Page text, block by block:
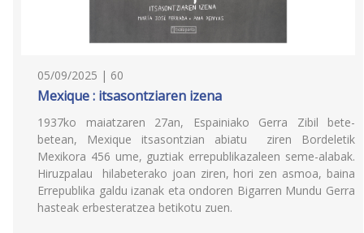
05/09/2025 | 60
Mexique : itsasontziaren izena
1937ko maiatzaren 27an, Espainiako Gerra Zibil bete-
betean, Mexique itsasontzian abiatu ziren Bordeletik
Mexikora 456 ume, guztiak errepublikazaleen seme-alabak.
Hiruzpalau hilabeterako joan ziren, hori zen asmoa, baina
Errepublika galdu izanak eta ondoren Bigarren Mundu Gerra
hasteak erbesteratzea betikotu zuen.